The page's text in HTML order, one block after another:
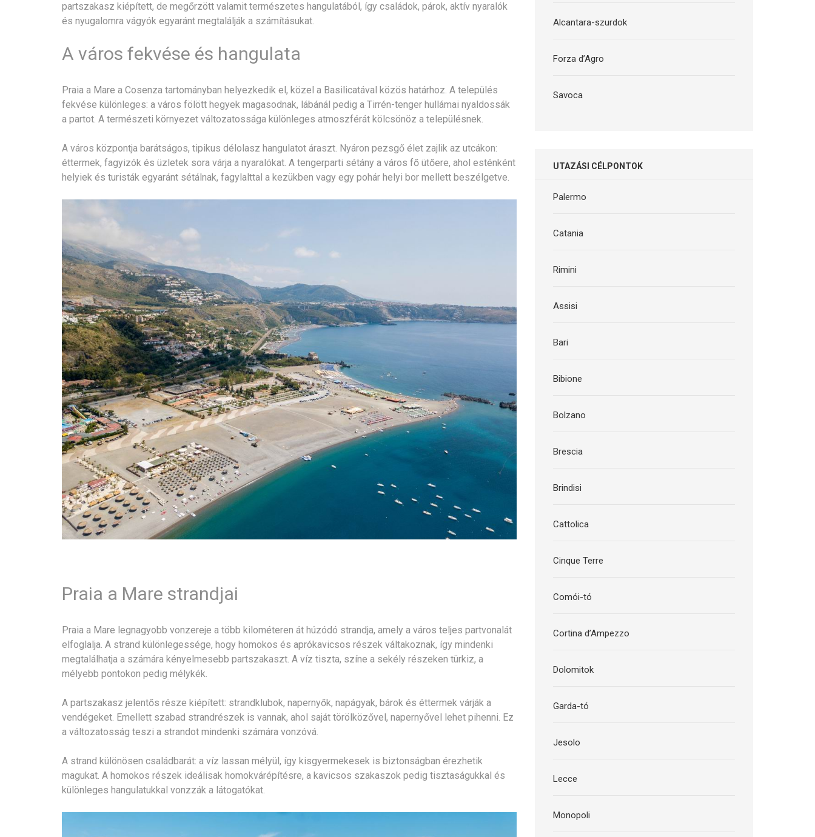
partszakasz kiépített, de megőrzött valamit természetes hangulatából, így családok, párok, aktív nyaralók
és nyugalomra vágyók egyaránt megtalálják a számításukat.
A város fekvése és hangulata
Praia a Mare a Cosenza tartományban helyezkedik el, közel a Basilicatával közös határhoz. A település
fekvése különleges: a város fölött hegyek magasodnak, lábánál pedig a Tirrén-tenger hullámai nyaldossák
a partot. A természeti környezet változatossága különleges atmoszférát kölcsönöz a településnek.
A város központja barátságos, tipikus délolasz hangulatot áraszt. Nyáron pezsgő élet zajlik az utcákon:
éttermek, fagyizók és üzletek sora várja a nyaralókat. A tengerparti sétány a város fő ütőere, ahol esténként
helyiek és turisták egyaránt sétálnak, fagylalttal a kezükben vagy egy pohár helyi bor mellett beszélgetve.
Praia a Mare strandjai
Praia a Mare legnagyobb vonzereje a több kilométeren át húzódó strandja, amely a város teljes partvonalát
elfoglalja. A strand különlegessége, hogy homokos és aprókavicsos részek váltakoznak, így mindenki
megtalálhatja a számára kényelmesebb partszakaszt. A víz tiszta, színe a sekély részeken türkiz, a
mélyebb pontokon pedig mélykék.
A partszakasz jelentős része kiépített: strandklubok, napernyők, napágyak, bárok és éttermek várják a
vendégeket. Emellett szabad strandrészek is vannak, ahol saját törölközővel, napernyővel lehet pihenni. Ez
a változatosság teszi a strandot mindenki számára vonzóvá.
A strand különösen családbarát: a víz lassan mélyül, így kisgyermekesek is biztonságban érezhetik
magukat. A homokos részek ideálisak homokvárépítésre, a kavicsos szakaszok pedig tisztaságukkal és
különleges hangulatukkal vonzzák a látogatókat.
Alcantara-szurdok
Forza d’Agro
Savoca
UTAZÁSI CÉLPONTOK
Palermo
Catania
Rimini
Assisi
Bari
Bibione
Bolzano
Brescia
Brindisi
Cattolica
Cinque Terre
Comói-tó
Cortina d’Ampezzo
Dolomitok
Garda-tó
Jesolo
Lecce
Monopoli